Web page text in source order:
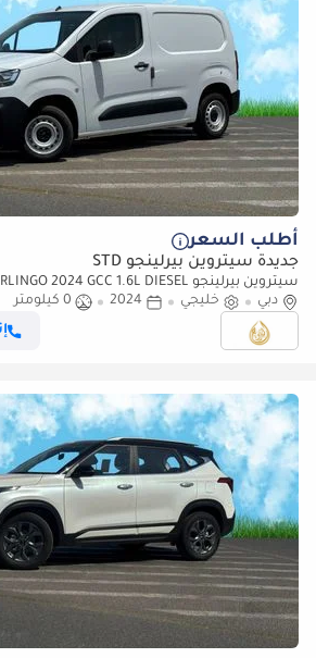
أطلب السعر
جديدة سيتروين بيرلينجو STD
سيتروين بيرلينجو STD CITROEN BERLINGO 2024 GCC 1.6L DIESEL
دبي
خليجي 2024
0 كيلومتر